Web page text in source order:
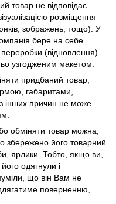
товар не відповідає
розміщення
зображень, тощо). У
бере на себе
(відновлення)
узгодженим макетом.
придбаний товар,
габаритами,
інших причин не може
обміняти товар можна,
збережено його товарний
ярлики. Тобто, якщо ви,
одягнули і
що він Вам не
поверненню,